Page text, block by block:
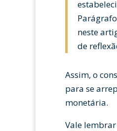
neste
de
Assim, o
para se
monetária.
Vale